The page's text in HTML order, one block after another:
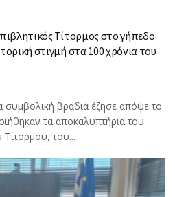
Τίτορμος στο γήπεδο
στιγμή στα 100 χρόνια του
συμβολική βραδιά έζησε απόψε το
τα αποκαλυπτήρια του
Τίτορμου, του...